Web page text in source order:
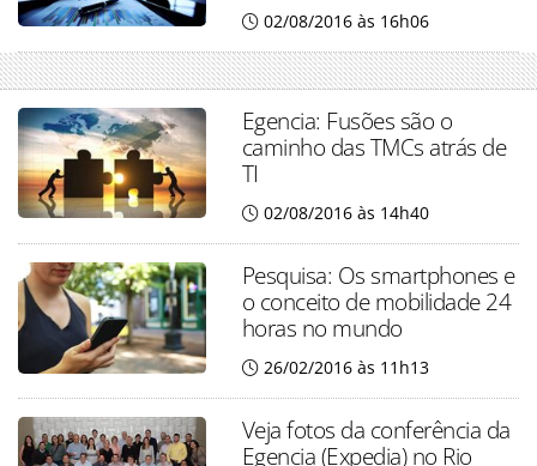
02/08/2016 às 16h06
Egencia: Fusões são o
caminho das TMCs atrás de
TI
02/08/2016 às 14h40
Pesquisa: Os smartphones e
o conceito de mobilidade 24
horas no mundo
26/02/2016 às 11h13
Veja fotos da conferência da
Egencia (Expedia) no Rio